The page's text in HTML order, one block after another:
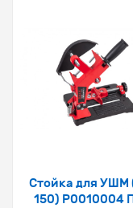
Стойка для УШМ
150) Р0010004